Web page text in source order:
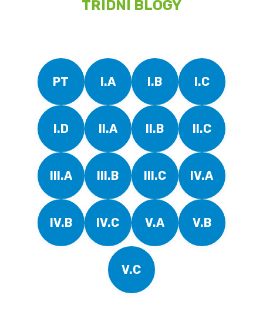
TŘÍDNÍ BLOGY
PT I.A I.B I.C
I.D II.A II.B II.C
III.A III.B III.C IV.A
IV.B IV.C V.A V.B
V.C